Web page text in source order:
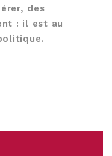
des
: il est au